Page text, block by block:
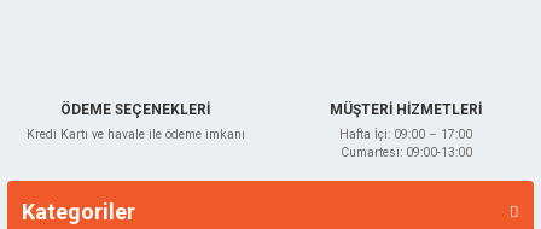
ÖDEME SEÇENEKLERİ
Kredi Kartı ve havale ile ödeme imkanı
MÜŞTERİ HİZMETLERİ
Hafta İçi: 09:00 – 17:00
Cumartesi: 09:00-13:00
Kategoriler
Markalar